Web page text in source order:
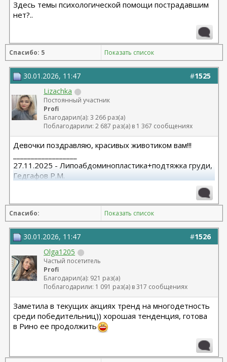
Здесь темы психологической помощи пострадавшим
нет?..
Спасибо: 5 Показать список
#1525
30.01.2026, 11:47
Lizachka
Постоянный участник
Profi
Благодарил(а): 3 266 раз(а)
Поблагодарили: 2 687 раз(а) в 1 367 сообщениях
Девочки поздравляю, красивых животиком вам!!!
27.11.2025 - Липоабдоминопластика+подтяжка груди,
Гедгафов Р.М.
Спасибо: Показать список
#1526
30.01.2026, 11:47
Olga1205
Частый посетитель
Profi
Благодарил(а): 921 раз(а)
Поблагодарили: 1 091 раз(а) в 317 сообщениях
Заметила в текущих акциях тренд на многодетность
среди победительниц)) хорошая тенденция, готова
в Рино ее продолжить